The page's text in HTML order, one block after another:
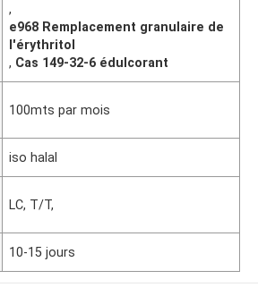
,
e968 Remplacement granulaire de
l'érythritol
, Cas 149-32-6 édulcorant
100mts par mois
iso halal
LC, T/T,
10-15 jours